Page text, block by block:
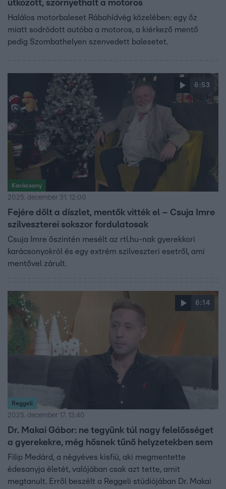
ütközött, szörnyethalt a motoros
Halálos motorbaleset Rábahídvég közelében: egy őz
miatt sodródott autóba a motoros, a kiérkező mentő
pedig Szombathelyen szenvedett balesetet.
6:53
Karácsony
2025. december 31. 12:00
Fejére dőlt a díszlet, mentők vitték el – Csuja Imre
szilveszterei sokszor fordulatosak
Csuja Imre őszintén mesélt az rtl.hu-nak gyerekkori
karácsonyokról és egy extrém szilveszteri esetről, ami
mentővel zárult.
6:14
Reggeli
2025. december 17. 13:40
Dr. Makai Gábor: ne tegyünk túl nagy felelősséget
a gyerekekre, még hősnek tűnő helyzetekben sem
Filip Medárd, a négyéves kisfiú, aki megmentette
édesanyja életét, valójában csak azt tette, amit
megtanult. Erről beszélt a Reggeli stúdiójában Dr. Makai